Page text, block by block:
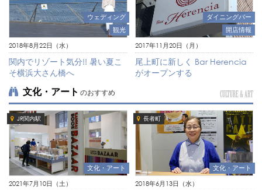
ウェディング
観光
2018年8月22日（水）
関内でリゾート気分!! 暑い夏こ
そ横浜大さん橋へ
ダイニングバー
開店情報
2017年11月20日（月）
尾上町に新しく Bar Herencia
がオープンする
文化・アート のおすすめ CULTURE & ART
JR関内駅
文化・アート
2021年7月10日（土）
長者町
文化・アート
2018年6月13日（水）